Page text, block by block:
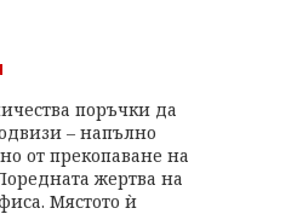
поръчки да
– напълно
от прекопаване на
жертва на
Мястото ѝ